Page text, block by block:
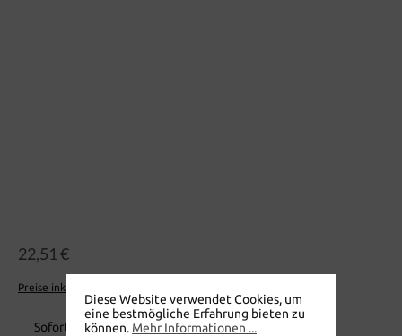
22,51 €
Preise inkl. MwSt. zzgl. Versandkosten
Sofort verfügbar, Lieferzeit: 1-3 Tage
Diese Website verwendet Cookies, um
eine bestmögliche Erfahrung bieten zu
können. Mehr Informationen ...